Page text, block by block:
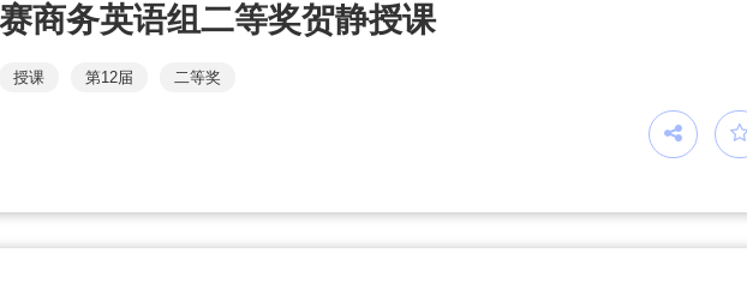
商务英语组二等奖贺静授课
授课 第12届 二等奖